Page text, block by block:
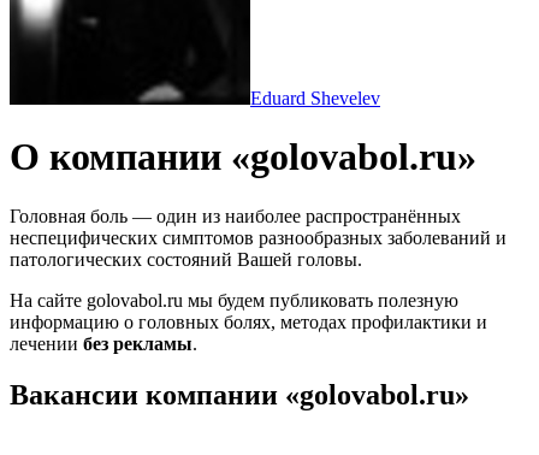
Eduard Shevelev
О компании «golovabol.ru»
Головная боль — один из наиболее распространённых
неспецифических симптомов разнообразных заболеваний и
патологических состояний Вашей головы.
На сайте golovabol.ru мы будем публиковать полезную
информацию о головных болях, методах профилактики и
лечении без рекламы.
Вакансии компании «golovabol.ru»